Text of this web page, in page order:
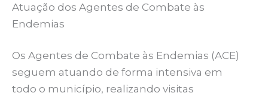
Atuação dos Agentes de Combate às
Endemias
Os Agentes de Combate às Endemias (ACE)
seguem atuando de forma intensiva em
todo o município, realizando visitas